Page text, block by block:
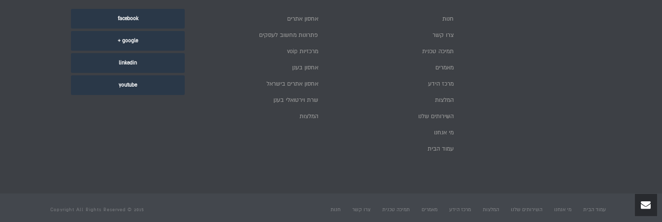
facebook
google +
linkedin
youtube
אחסון אתרים
פתרונות מחשוב לעסקים
מרכזיות voip
אחסון בענן
אחסון אתרים בישראל
שרת וירטואלי בענן
המלצות
חנות
צרו קשר
תמיכה טכנית
מאמרים
מרכז הידע
המלצות
השירותים שלנו
מי אנחנו
עמוד הבית
Copyright All Rights Reserved © 2015 חנות צרו קשר תמיכה טכנית מאמרים מרכז הידע המלצות השירותים שלנו מי אנחנו עמוד הבית